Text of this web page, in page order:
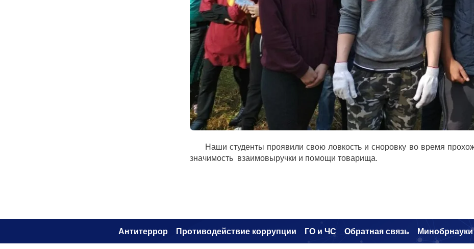
Наши студенты проявили свою ловкость и сноровку во время
значимость взаимовыручки и помощи товарища.
Антитеррор Противодействие коррупции ГО и ЧС Обратная связь Минобрнауки